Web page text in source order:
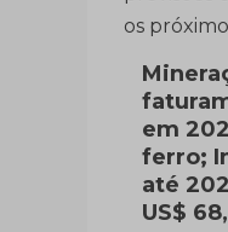
em
ferro;
até
US$